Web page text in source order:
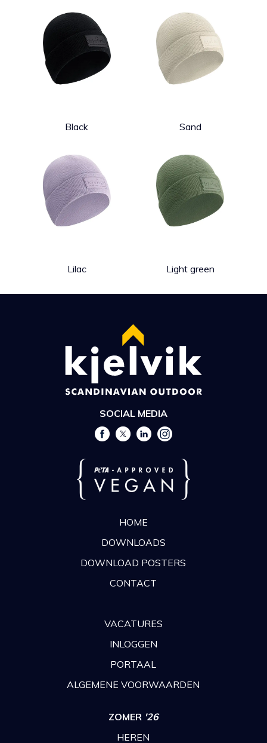
Black Sand
Lilac Light green
SOCIAL MEDIA
HOME
DOWNLOADS
DOWNLOAD POSTERS
CONTACT
VACATURES
INLOGGEN
PORTAAL
ALGEMENE VOORWAARDEN
ZOMER '26
HEREN